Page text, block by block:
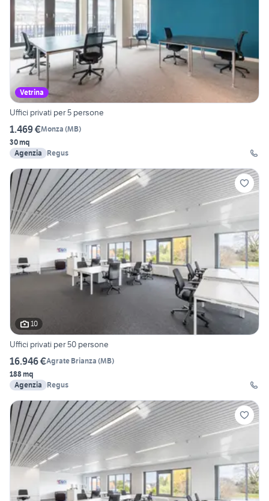
Vetrina
Uffici privati per 5 persone
1.469 €Monza (MB)
30 mq
Agenzia
Regus
10
Uffici privati per 50 persone
16.946 €Agrate Brianza (MB)
188 mq
Agenzia
Regus